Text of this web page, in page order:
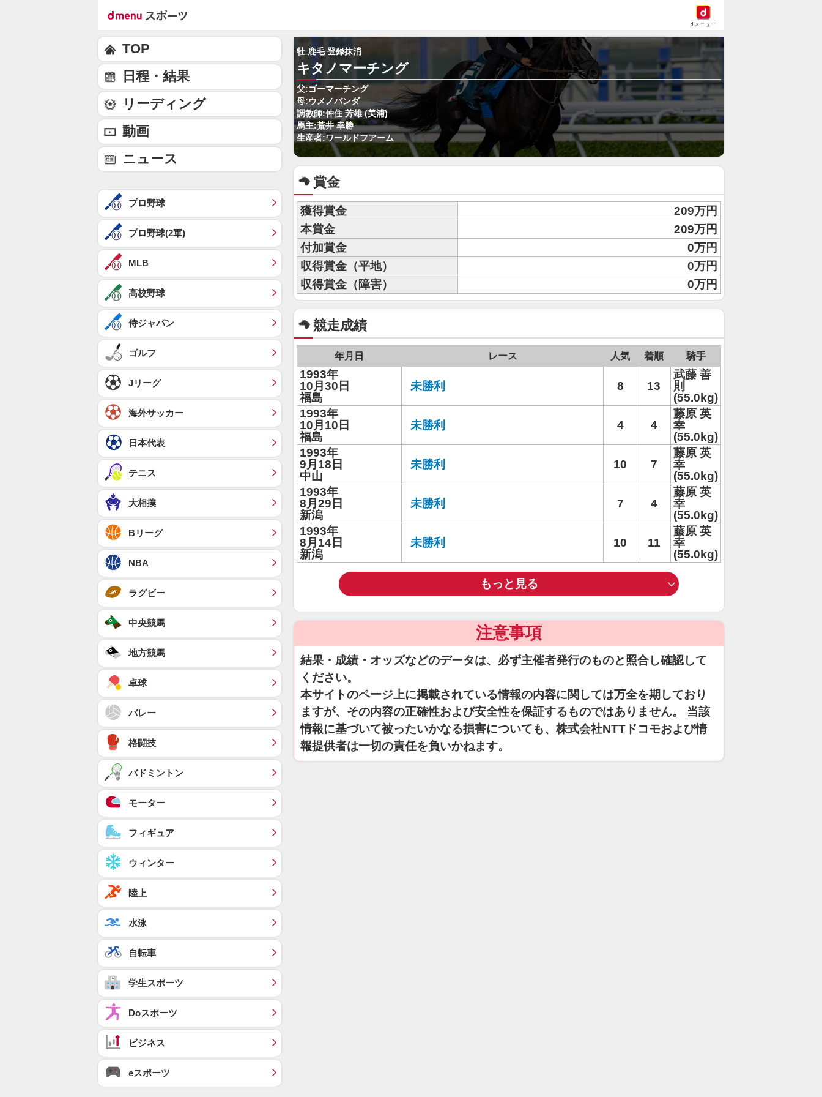
dメニュー
牡 鹿毛 登録抹消
キタノマーチング
父:ゴーマーチング
母:ウメノバンダ
調教師:仲住 芳雄 (美浦)
馬主:荒井 幸勝
生産者:ワールドフアーム
賞金
獲得賞金
209万円
本賞金
209万円
付加賞金
0万円
収得賞金（平地）
0万円
収得賞金（障害）
0万円
競走成績
年月日 レース 人気 着順 騎手
1993年
10月30日
福島
未勝利 8 13
武藤 善
則
(55.0kg)
1993年
10月10日
福島
未勝利 4 4
藤原 英
幸
(55.0kg)
1993年
9月18日
中山
未勝利 10 7
藤原 英
幸
(55.0kg)
1993年
8月29日
新潟
未勝利 7 4
藤原 英
幸
(55.0kg)
1993年
8月14日
新潟
未勝利 10 11
藤原 英
幸
(55.0kg)
もっと見る
注意事項
結果・成績・オッズなどのデータは、必ず主催者発行のものと照合し確認して
ください。
本サイトのページ上に掲載されている情報の内容に関しては万全を期しており
ますが、その内容の正確性および安全性を保証するものではありません。 当該
情報に基づいて被ったいかなる損害についても、株式会社NTTドコモおよび情
報提供者は一切の責任を負いかねます。
TOP
日程・結果
リーディング
動画
ニュース
プロ野球
プロ野球(2軍)
MLB
高校野球
侍ジャパン
ゴルフ
Jリーグ
海外サッカー
日本代表
テニス
大相撲
Bリーグ
NBA
ラグビー
中央競馬
地方競馬
卓球
バレー
格闘技
バドミントン
モーター
フィギュア
ウィンター
陸上
水泳
自転車
学生スポーツ
Doスポーツ
ビジネス
eスポーツ